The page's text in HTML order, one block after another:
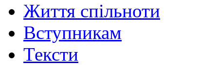
Життя спільноти
Вступникам
Тексти